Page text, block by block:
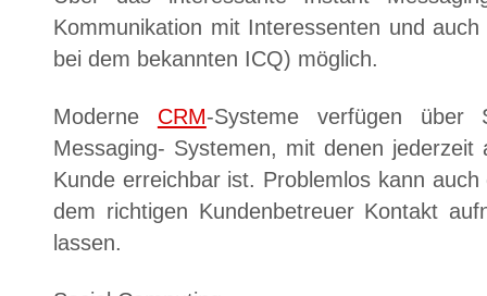
Kommunikation mit Interessenten und
bei dem bekannten ICQ) möglich.
Moderne CRM-Systeme verfügen über
Messaging- Systemen, mit denen
Kunde erreichbar ist. Problemlos kann
dem richtigen Kundenbetreuer Kontakt
lassen.